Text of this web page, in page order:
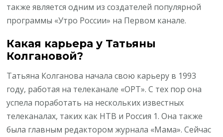
также является одним из создателей популярной
программы «Утро России» на Первом канале.
Какая карьера у Татьяны
Колгановой?
Татьяна Колганова начала свою карьеру в 1993
году, работая на телеканале «ОРТ». С тех пор она
успела поработать на нескольких известных
телеканалах, таких как НТВ и Россия 1. Она также
была главным редактором журнала «Мама». Сейчас